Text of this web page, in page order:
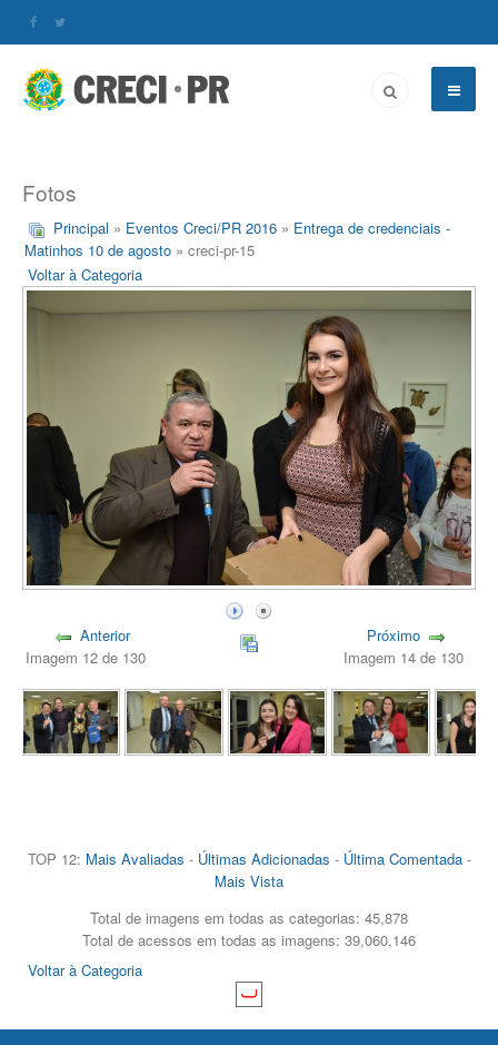
Fotos
Principal » Eventos Creci/PR 2016 » Entrega de credenciais -
Matinhos 10 de agosto » creci-pr-15
Voltar à Categoria
Anterior
Imagem 12 de 130
Próximo
Imagem 14 de 130
TOP 12: Mais Avaliadas - Últimas Adicionadas - Última Comentada-
Mais Vista
Total de imagens em todas as categorias: 45,878
Total de acessos em todas as imagens: 39,060,146
Voltar à Categoria